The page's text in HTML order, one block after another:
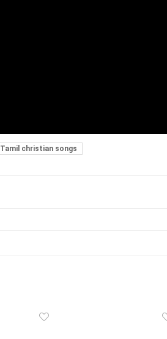
Tamil christian songs